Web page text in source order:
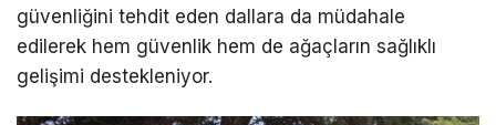
güvenliğini tehdit eden dallara da müdahale
edilerek hem güvenlik hem de ağaçların sağlıklı
gelişimi destekleniyor.